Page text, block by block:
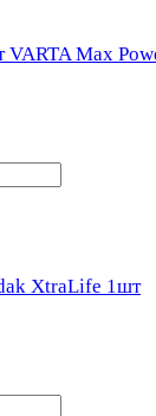
Max
XtraLife 1шт